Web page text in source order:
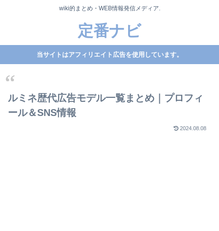
wiki的まとめ・WEB情報発信メディア.
定番ナビ
当サイトはアフィリエイト広告を使用しています。
ルミネ歴代広告モデル一覧まとめ｜プロフィ
ール＆SNS情報
2024.08.08